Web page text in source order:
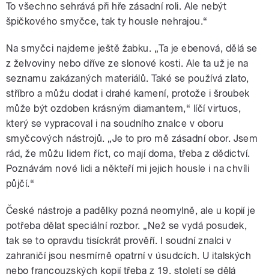
To všechno sehrává při hře zásadní roli. Ale nebýt
špičkového smyčce, tak ty housle nehrajou.“
Na smyčci najdeme ještě žabku. „Ta je ebenová, dělá se
z želvoviny nebo dříve ze slonové kosti. Ale ta už je na
seznamu zakázaných materiálů. Také se používá zlato,
stříbro a můžu dodat i drahé kamení, protože i šroubek
může být ozdoben krásným diamantem,“ líčí virtuos,
který se vypracoval i na soudního znalce v oboru
smyčcových nástrojů. „Je to pro mě zásadní obor. Jsem
rád, že můžu lidem říct, co mají doma, třeba z dědictví.
Poznávám nové lidi a někteří mi jejich housle i na chvíli
půjčí.“
České nástroje a padělky pozná neomylně, ale u kopií je
potřeba dělat speciální rozbor. „Než se vydá posudek,
tak se to opravdu tisíckrát prověří. I soudní znalci v
zahraničí jsou nesmírně opatrní v úsudcích. U italských
nebo francouzských kopií třeba z 19. století se dělá